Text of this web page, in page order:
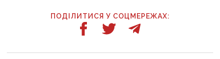
ПОДІЛИТИСЯ У СОЦМЕРЕЖАХ: